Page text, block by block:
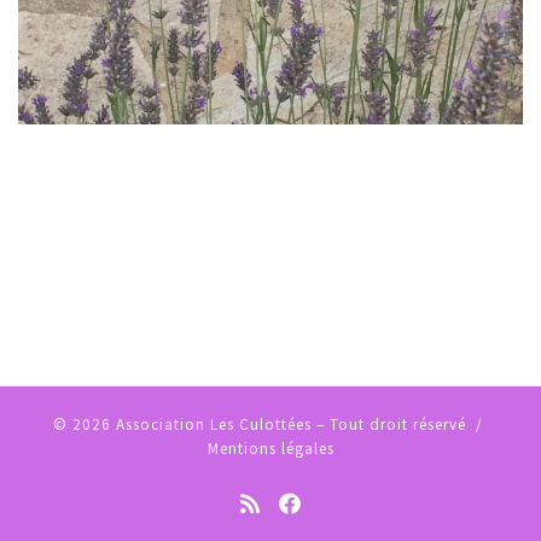
© 2026 Association Les Culottées – Tout droit réservé /
Mentions légales